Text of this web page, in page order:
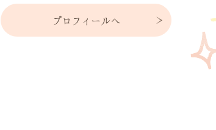
プロフィールへ